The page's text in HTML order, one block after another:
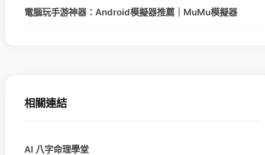
電腦玩手游神器：Android模擬器推薦｜MuMu模擬器
相關連結
AI 八字命理學堂